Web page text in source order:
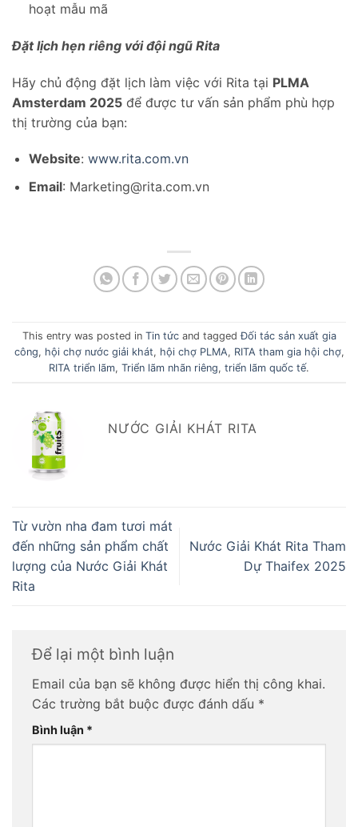
hoạt mẫu mã
Đặt lịch hẹn riêng với đội ngũ Rita
Hãy chủ động đặt lịch làm việc với Rita tại PLMA
Amsterdam 2025 để được tư vấn sản phẩm phù hợp
thị trường của bạn:
Website: www.rita.com.vn
Email: Marketing@rita.com.vn
This entry was posted in Tin tứcand taggedĐối tác sản xuất gia
công, hội chợ nước giải khát, hội chợ PLMA, RITA tham gia hội chợ,
RITA triển lãm, Triển lãm nhãn riêng, triển lãm quốc tế.
NƯỚC GIẢI KHÁT RITA
Từ vườn nha đam tươi mát
đến những sản phẩm chất
lượng của Nước Giải Khát
Rita
Nước Giải Khát Rita Tham
Dự Thaifex 2025
Để lại một bình luận
Email của bạn sẽ không được hiển thị công khai.
Các trường bắt buộc được đánh dấu *
Bình luận *